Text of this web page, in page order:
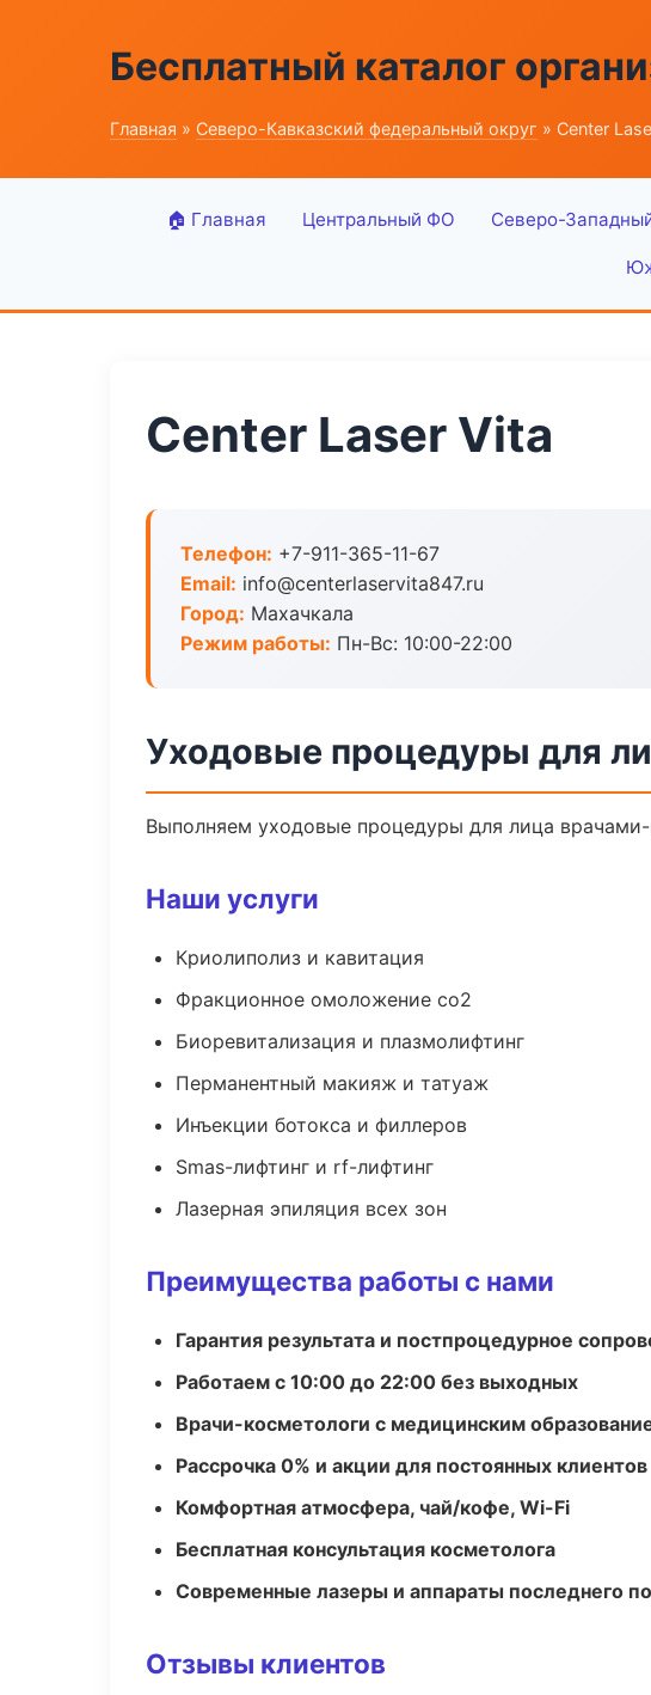
Бесплатный каталог
Главная » Северо-Кавказский федеральный округ » Center
🏠 Главная Центральный ФО Северо-
Center Laser Vita
Телефон: +7-911-365-11-67
Email: info@centerlaservita847.ru
Город: Махачкала
Режим работы: Пн-Вс: 10:00-22:00
Уходовые процедуры для
Выполняем уходовые процедуры для лица
Наши услуги
Криолиполиз и кавитация
Фракционное омоложение co2
Биоревитализация и плазмолифтинг
Перманентный макияж и татуаж
Инъекции ботокса и филлеров
Smas-лифтинг и rf-лифтинг
Лазерная эпиляция всех зон
Преимущества работы с нами
Гарантия результата и постпроцедурное
Работаем с 10:00 до 22:00 без выходных
Врачи-косметологи с медицинским
Рассрочка 0% и акции для постоянных клиентов
Комфортная атмосфера, чай/кофе, Wi-Fi
Бесплатная консультация косметолога
Современные лазеры и аппараты последнего
Отзывы клиентов